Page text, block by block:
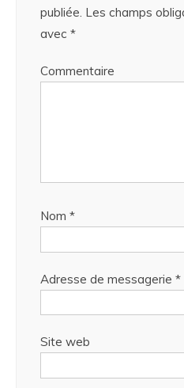
publiée. Les champs
avec *
Commentaire
Nom *
Adresse de messagerie *
Site web